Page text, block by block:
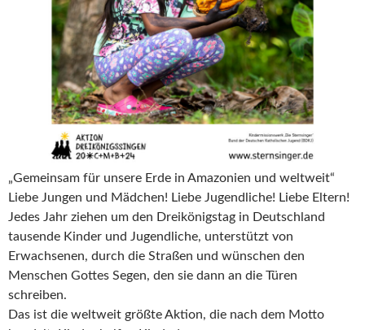
„Gemeinsam für unsere Erde in Amazonien und weltweit“
Liebe Jungen und Mädchen! Liebe Jugendliche! Liebe Eltern!
Jedes Jahr ziehen um den Dreikönigstag in Deutschland
tausende Kinder und Jugendliche, unterstützt von
Erwachsenen, durch die Straßen und wünschen den
Menschen Gottes Segen, den sie dann an die Türen
schreiben.
Das ist die weltweit größte Aktion, die nach dem Motto